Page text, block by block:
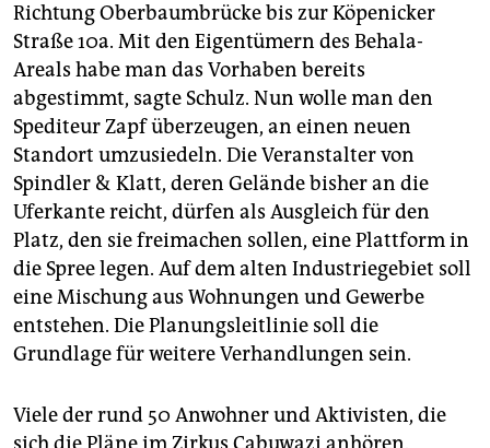
veranstaltungen
shop
fragen & hilfe
unterstützen
abo
genossenschaft
epaper login
Richtung Oberbaumbrücke bis zur Köpenicker
Straße 10a. Mit den Eigentümern des Behala-
Areals habe man das Vorhaben bereits
abgestimmt, sagte Schulz. Nun wolle man den
Spediteur Zapf überzeugen, an einen neuen
Standort umzusiedeln. Die Veranstalter von
Spindler & Klatt, deren Gelände bisher an die
Uferkante reicht, dürfen als Ausgleich für den
Platz, den sie freimachen sollen, eine Plattform in
die Spree legen. Auf dem alten Industriegebiet soll
eine Mischung aus Wohnungen und Gewerbe
entstehen. Die Planungsleitlinie soll die
Grundlage für weitere Verhandlungen sein.
Viele der rund 50 Anwohner und Aktivisten, die